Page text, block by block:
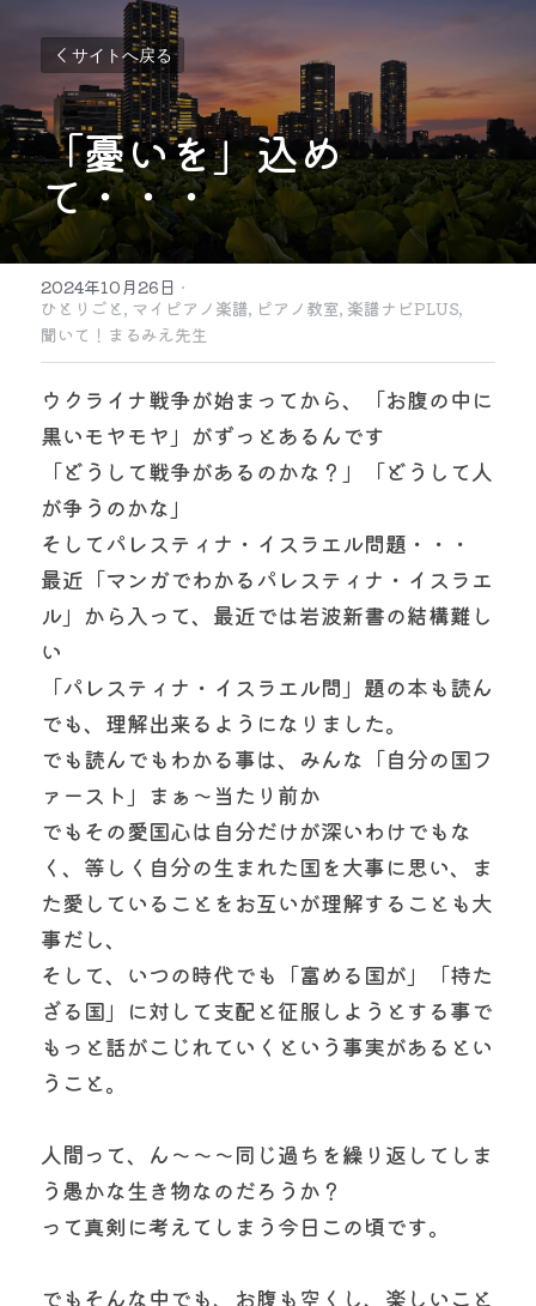
サイトへ戻る
「憂いを」込め
て・・・
2024年10月26日 ·
ひとりごと, マイピアノ楽譜, ピアノ教室, 楽譜ナビPLUS,
聞いて！まるみえ先生
ウクライナ戦争が始まってから、「お腹の中に
黒いモヤモヤ」がずっとあるんです
「どうして戦争があるのかな？」「どうして人
が争うのかな」
そしてパレスティナ・イスラエル問題・・・
最近「マンガでわかるパレスティナ・イスラエ
ル」から入って、最近では岩波新書の結構難し
い
「パレスティナ・イスラエル問」題の本も読ん
でも、理解出来るようになりました。
でも読んでもわかる事は、みんな「自分の国フ
ァースト」まぁ〜当たり前か
でもその愛国心は自分だけが深いわけでもな
く、等しく自分の生まれた国を大事に思い、ま
た愛していることをお互いが理解することも大
事だし、
そして、いつの時代でも「富める国が」「持た
ざる国」に対して支配と征服しようとする事で
もっと話がこじれていくという事実があるとい
うこと。
人間って、ん〜〜〜同じ過ちを繰り返してしま
う愚かな生き物なのだろうか？
って真剣に考えてしまう今日この頃です。
でもそんな中でも、お腹も空くし、楽しいこと